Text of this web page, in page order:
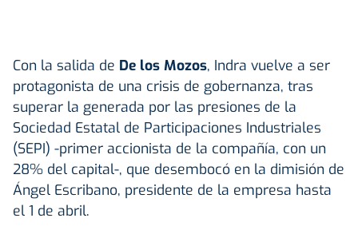
Con la salida de De los Mozos, Indra vuelve a ser
protagonista de una crisis de gobernanza, tras
superar la generada por las presiones de la
Sociedad Estatal de Participaciones Industriales
(SEPI) -primer accionista de la compañía, con un
28% del capital-, que desembocó en la dimisión de
Ángel Escribano, presidente de la empresa hasta
el 1 de abril.